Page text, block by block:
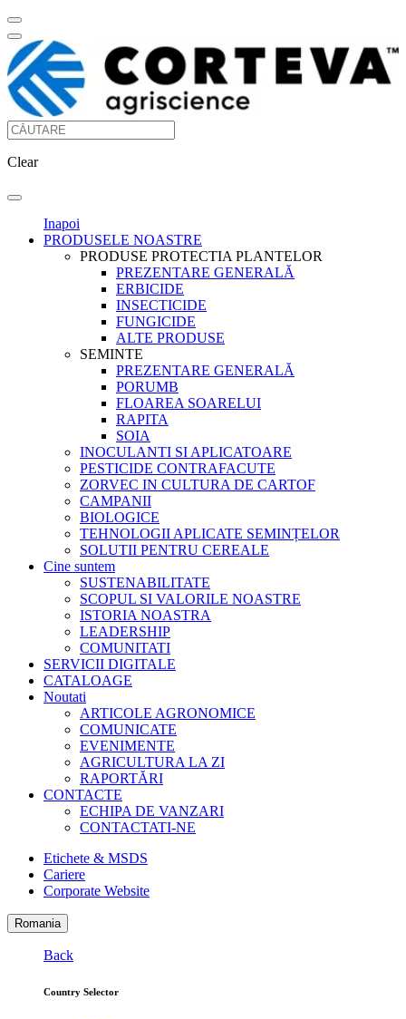
Clear
Inapoi
PRODUSELE NOASTRE
PRODUSE PROTECTIA PLANTELOR
PREZENTARE GENERALĂ
ERBICIDE
INSECTICIDE
FUNGICIDE
ALTE PRODUSE
SEMINTE
PREZENTARE GENERALĂ
PORUMB
FLOAREA SOARELUI
RAPITA
SOIA
INOCULANTI SI APLICATOARE
PESTICIDE CONTRAFACUTE
ZORVEC IN CULTURA DE CARTOF
CAMPANII
BIOLOGICE
TEHNOLOGII APLICATE SEMINȚELOR
SOLUTII PENTRU CEREALE
Cine suntem
SUSTENABILITATE
SCOPUL SI VALORILE NOASTRE
ISTORIA NOASTRA
LEADERSHIP
COMUNITATI
SERVICII DIGITALE
CATALOAGE
Noutati
ARTICOLE AGRONOMICE
COMUNICATE
EVENIMENTE
AGRICULTURA LA ZI
RAPORTĂRI
CONTACTE
ECHIPA DE VANZARI
CONTACTATI-NE
Etichete & MSDS
Cariere
Corporate Website
Romania
Back
Country Selector